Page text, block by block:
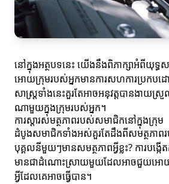
នៅក្នុងអត្ថបទនេះ យើងនឹងពិភាក្សាអំពីយុទ្ធ
អោយក្រុមរបស់អ្នកមានការសហការប្រកបដ
សាស្ត្រទាំងនេះគួរតែអាចអនុវត្តបានងា
ណាមួយក្នុងក្រុមរបស់អ្នក។
ការស្តារសមត្ថភាពរបស់សមាជិកនៅក្នុងក្រុម
ដំបូងសមាជិកទាំងអស់គួរតែដឹងពីសមត្ថភាពរ
បុគ្គលនីមួយៗមានសមត្ថភាពអ្វីខ្លះ? ការបង្ក
មានជាដំណោះស្រាយមួយដែលអាចជួយអ
អ្វីដែលគេអាចធ្វើបាន។